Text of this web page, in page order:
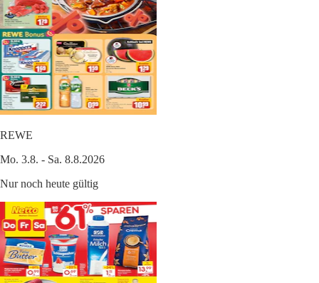
REWE
Mo. 3.8. - Sa. 8.8.2026
Nur noch heute gültig